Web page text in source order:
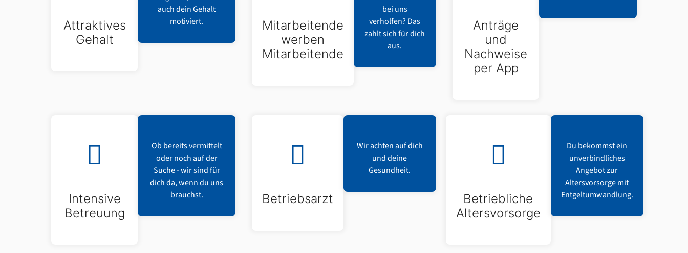
Attraktives
Gehalt
auch dein Gehalt
motiviert.
Mitarbeitende
werben
Mitarbeitende
bei uns
verholfen? Das
zahlt sich für dich
aus.
Anträge
und
Nachweise
per App
Intensive
Betreuung
Ob bereits vermittelt
oder noch auf der
Suche - wir sind für
dich da, wenn du uns
brauchst.
Betriebsarzt
Wir achten auf dich
und deine
Gesundheit.
Betriebliche
Altersvorsorge
Du bekommst ein
unverbindliches
Angebot zur
Altersvorsorge mit
Entgeltumwandlung.